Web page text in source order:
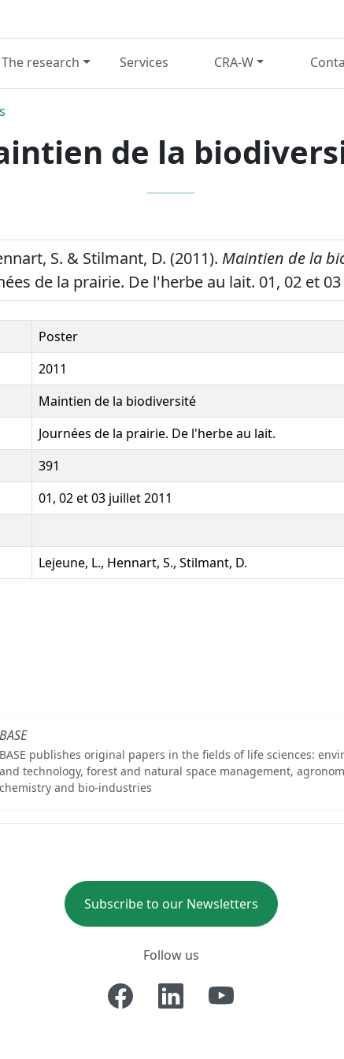
The research Services CRA-W
de la
S. & Stilmant, D. (2011). Maintien de la
de la prairie. De l'herbe au lait. 01, 02 et
Poster
2011
Maintien de la biodiversité
Journées de la prairie. De l'herbe au lait.
391
01, 02 et 03 juillet 2011
Lejeune, L., Hennart, S., Stilmant, D.
BASE
BASE publishes original papers in the fields of life sciences:
and technology, forest and natural space management,
chemistry and bio-industries
Subscribe to our Newsletters
Follow us